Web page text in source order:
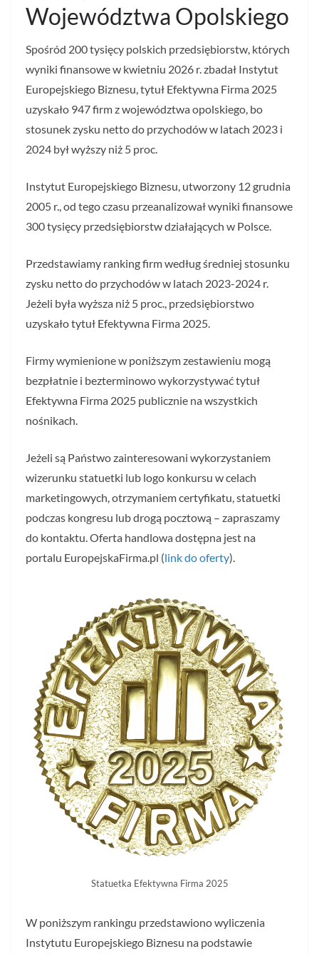
Województwa Opolskiego
Spośród 200 tysięcy polskich przedsiębiorstw, których
wyniki finansowe w kwietniu 2026 r. zbadał Instytut
Europejskiego Biznesu, tytuł Efektywna Firma 2025
uzyskało 947 firm z województwa opolskiego, bo
stosunek zysku netto do przychodów w latach 2023 i
2024 był wyższy niż 5 proc.
Instytut Europejskiego Biznesu, utworzony 12 grudnia
2005 r., od tego czasu przeanalizował wyniki finansowe
300 tysięcy przedsiębiorstw działających w Polsce.
Przedstawiamy ranking firm według średniej stosunku
zysku netto do przychodów w latach 2023-2024 r.
Jeżeli była wyższa niż 5 proc., przedsiębiorstwo
uzyskało tytuł Efektywna Firma 2025.
Firmy wymienione w poniższym zestawieniu mogą
bezpłatnie i bezterminowo wykorzystywać tytuł
Efektywna Firma 2025 publicznie na wszystkich
nośnikach.
Jeżeli są Państwo zainteresowani wykorzystaniem
wizerunku statuetki lub logo konkursu w celach
marketingowych, otrzymaniem certyfikatu, statuetki
podczas kongresu lub drogą pocztową – zapraszamy
do kontaktu. Oferta handlowa dostępna jest na
portalu EuropejskaFirma.pl (link do oferty).
Statuetka Efektywna Firma 2025
W poniższym rankingu przedstawiono wyliczenia
Instytutu Europejskiego Biznesu na podstawie